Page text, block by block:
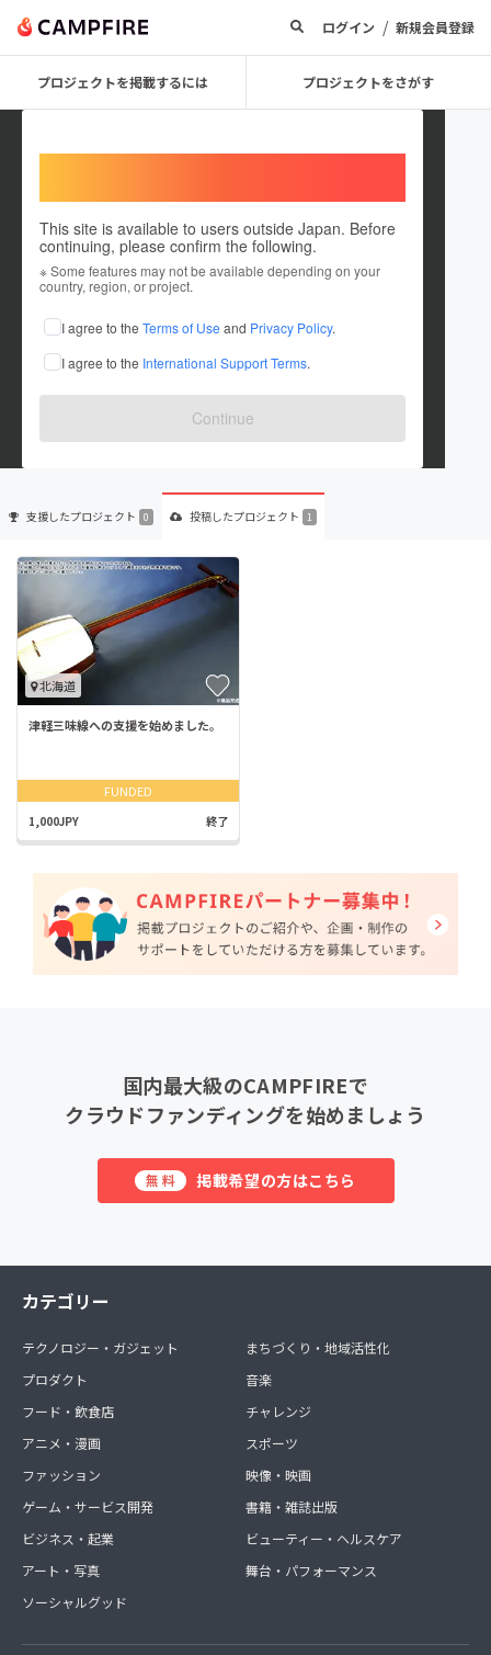
ログイン / 新規会員登録
プロジェクトを掲載するには プロジェクトをさがす
This site is available to users outside Japan. Before
continuing, please confirm the following.
※ Some features may not be available depending on your
country, region, or project.
I agree to the Terms of Use and Privacy Policy.
I agree to the International Support Terms.
Continue
Narakaito0619
これまでに1件のプロジェクトを投稿しています
在住国：日本 現在地：北海道
出身国：日本 出身地：北海道
津軽三味線を演奏しているものです。
支援したプロジェクト 0 投稿したプロジェクト 1
北海道
津軽三味線への支援を始めました。
FUNDED
1,000JPY 終了
国内最大級のCAMPFIREで
クラウドファンディングを始めましょう
無料 掲載希望の方はこちら
カテゴリー
テクノロジー・ガジェット
プロダクト
フード・飲食店
アニメ・漫画
ファッション
ゲーム・サービス開発
ビジネス・起業
アート・写真
ソーシャルグッド
まちづくり・地域活性化
音楽
チャレンジ
スポーツ
映像・映画
書籍・雑誌出版
ビューティー・ヘルスケア
舞台・パフォーマンス